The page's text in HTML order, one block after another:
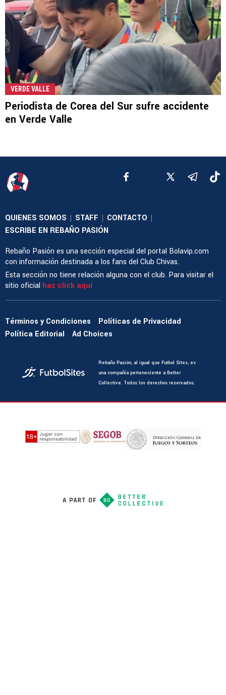
VERDE VALLE
Periodista de Corea del Sur sufre accidente
en Verde Valle
QUIENES SOMOS | STAFF | CONTACTO |
ESCRIBE EN REBAÑO PASIÓN
Rebaño Pasión es una sección especial del portal Bolavip.com
con información destinada a los fans del Club Chivas.
Esta sección no tiene relación alguna con el club. Para visitar el
sitio oficial haz click aquí
Términos y Condiciones
Políticas de Privacidad
Política Editorial
Ad Choices
Rebaño Pasión, al igual que Futbol Sites, es
una compañía perteneciente a Better
Collective. Todos los derechos reservados.